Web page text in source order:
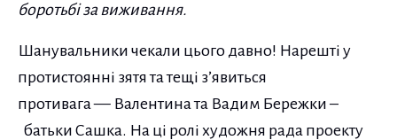
боротьбі за виживання.
Шанувальники чекали цього давно! Нарешті у
протистоянні зятя та тещі з’явиться
противага — Валентина та Вадим Бережки –
батьки Сашка. На ці ролі художня рада проекту